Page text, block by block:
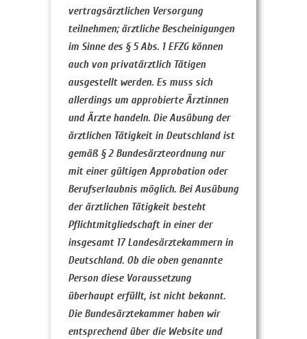
vertragsärztlichen Versorgung
teilnehmen; ärztliche Bescheinigungen
im Sinne des § 5 Abs. 1 EFZG können
auch von privatärztlich Tätigen
ausgestellt werden. Es muss sich
allerdings um approbierte Ärztinnen
und Ärzte handeln. Die Ausübung der
ärztlichen Tätigkeit in Deutschland ist
gemäß § 2 Bundesärzteordnung nur
mit einer gültigen Approbation oder
Berufserlaubnis möglich. Bei Ausübung
der ärztlichen Tätigkeit besteht
Pflichtmitgliedschaft in einer der
insgesamt 17 Landesärztekammern in
Deutschland. Ob die oben genannte
Person diese Voraussetzung
überhaupt erfüllt, ist nicht bekannt.
Die Bundesärztekammer haben wir
entsprechend über die Website und